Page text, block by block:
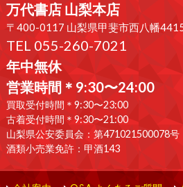
万代書店 山梨本店
〒400-0117 山梨県甲斐市西八幡
TEL 055-260-7021
年中無休
営業時間＊9:30〜24:00
買取受付時間＊9:30〜23:00
古着受付時間＊9:30〜21:00
山梨県公安委員会：第471021500078号
酒類小売業免許：甲酒143